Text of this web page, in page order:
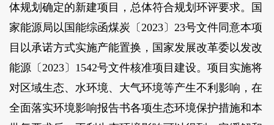
体规划确定的新建项目，总体符合规划环评要求。国
家能源局以国能综函煤炭〔2023〕23号文件同意本项
目以承诺方式实施产能置换，国家发展改革委以发改
能源〔2023〕1542号文件核准项目建设。项目实施将
对区域生态、水环境、大气环境等产生不利影响，在
全面落实环境影响报告书各项生态环境保护措施和本